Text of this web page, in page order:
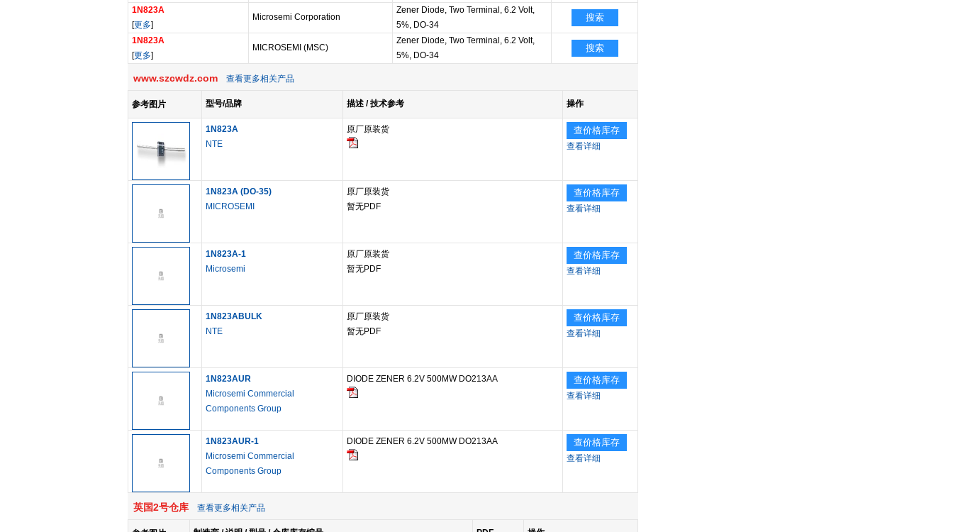
1N823A
[更多]
Microsemi Corporation
Zener Diode, Two Terminal, 6.2 Volt,
5%, DO-34
搜索
1N823A
[更多]
MICROSEMI (MSC)
Zener Diode, Two Terminal, 6.2 Volt,
5%, DO-34
搜索
www.szcwdz.com 查看更多相关产品
参考图片 型号/品牌 描述 / 技术参考 操作
1N823A
NTE
原厂原装货 查价格库存
查看详细
1N823A (DO-35)
MICROSEMI
原厂原装货
暂无PDF
查价格库存
查看详细
1N823A-1
Microsemi
原厂原装货
暂无PDF
查价格库存
查看详细
1N823ABULK
NTE
原厂原装货
暂无PDF
查价格库存
查看详细
1N823AUR
Microsemi Commercial
Components Group
DIODE ZENER 6.2V 500MW DO213AA 查价格库存
查看详细
1N823AUR-1
Microsemi Commercial
Components Group
DIODE ZENER 6.2V 500MW DO213AA 查价格库存
查看详细
英国2号仓库 查看更多相关产品